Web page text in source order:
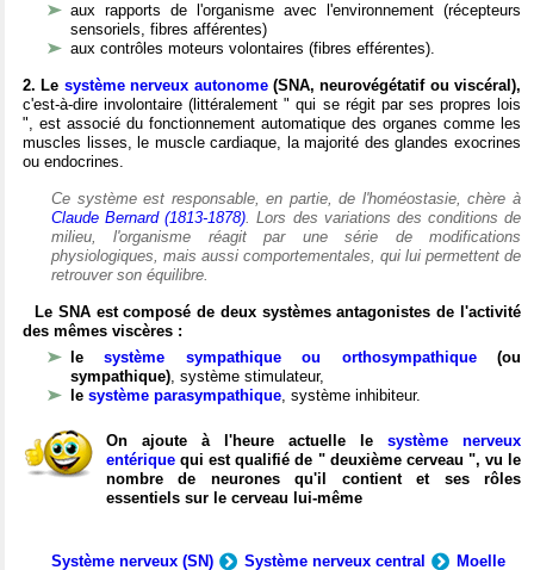
aux rapports de l'organisme avec l'environnement (récepteurs
sensoriels, fibres afférentes)
aux contrôles moteurs volontaires (fibres efférentes).
2. Le système nerveux autonome(SNA, neurovégétatif ou viscéral),
c'est-à-dire involontaire (littéralement " qui se régit par ses propres lois
", est associé du fonctionnement automatique des organes comme les
muscles lisses, le muscle cardiaque, la majorité des glandes exocrines
ou endocrines.
Ce système est responsable, en partie, de l'homéostasie, chère à
Claude Bernard (1813-1878). Lors des variations des conditions de
milieu, l'organisme réagit par une série de modifications
physiologiques, mais aussi comportementales, qui lui permettent de
retrouver son équilibre.
Le SNA est composé de deux systèmes antagonistes de l'activité
des mêmes viscères :
lesystème sympathique ou orthosympathique(ou
sympathique), système stimulateur,
le système parasympathique, système inhibiteur.
On ajoute à l'heure actuelle le système nerveux
entérique qui est qualifié de " deuxième cerveau ", vu le
nombre de neurones qu'il contient et ses rôles
essentiels sur le cerveau lui-même
Système nerveux (SN) Système nerveux central
Moelle